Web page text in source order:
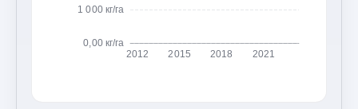
0,00 кг/га
1 000 кг/га
2012 2015 2018 2021